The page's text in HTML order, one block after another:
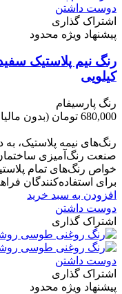
دوست داشتن
اشتراک گذاری
پیشنهاد ویژه محدود
کیلویی
رنگ پارسیفام
680,000 تومان
(بدون
رنگ‌های نیمه پلاستیک،
صنعت رنگ‌آمیزی ساختمان
خواص رنگ‌های تمام
برای استفاده‌کنندگان
افزودن به سبد خرید
دوست داشتن
اشتراک گذاری
دوست داشتن
اشتراک گذاری
پیشنهاد ویژه محدود